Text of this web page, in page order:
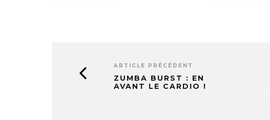
ARTICLE PRÉCÉDENT
ZUMBA BURST : EN
AVANT LE CARDIO !